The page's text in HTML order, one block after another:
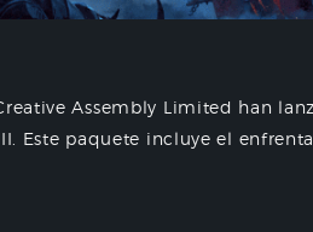
Assembly Limited han
Este paquete incluye el